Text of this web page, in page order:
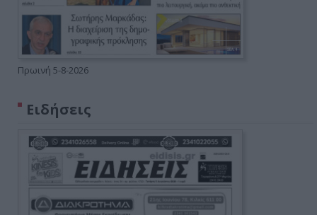
Πρωινή 5-8-2026
Ειδήσεις